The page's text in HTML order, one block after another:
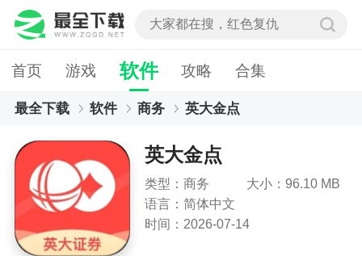
首页 游戏 软件 攻略 合集
最全下载 软件 商务 英大金点
英大金点
类型：商务
大小：96.10 MB
语言：简体中文
时间：2026-07-14